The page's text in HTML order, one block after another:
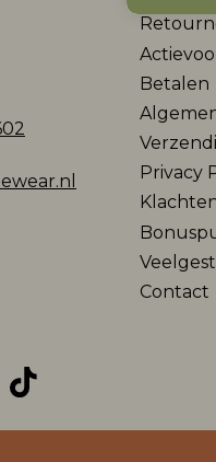
Betalen
Privacy
Contact